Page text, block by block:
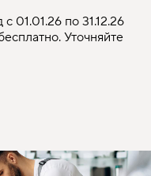
01.01.26 по 31.12.26
Уточняйте